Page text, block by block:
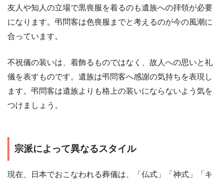
友人や知人の立場で黒喪服を着るのも遺族への拝領が必要
になります。弔問客は色喪服までと考えるのが今の風潮に
合っています。
不祝儀の装いは、着飾るものではなく、故人への思いと礼
儀を表すものです。遺族は弔問客へ感謝の気持ちを表現し
ます。弔問客は遺族よりも格上の装いにならないよう気を
つけましょう。
宗派によって異なるスタイル
現在、日本でおこなわれる葬儀は、「仏式」「神式」「キ